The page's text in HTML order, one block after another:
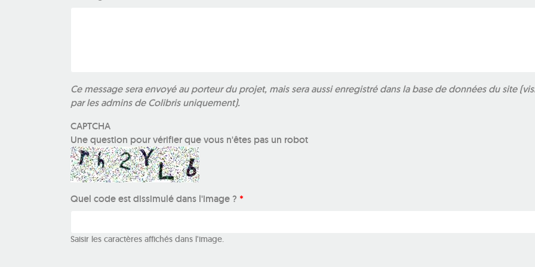
Ce message sera envoyé au porteur du projet, mais sera aussi enregistré dans la base de données du site
par les admins de Colibris uniquement).
CAPTCHA
Une question pour vérifier que vous n'êtes pas un robot
Quel code est dissimulé dans l'image ? *
Saisir les caractères affichés dans l'image.